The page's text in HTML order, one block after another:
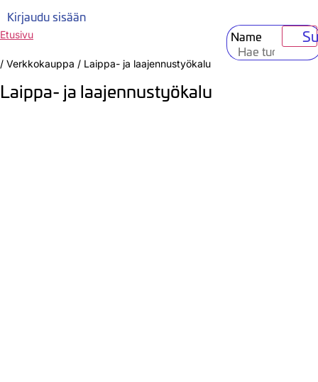
Kirjaudu sisään
Name
Etusivu
/ Verkkokauppa / Laippa- ja laajennustyökalu
Laippa- ja laajennustyökalu